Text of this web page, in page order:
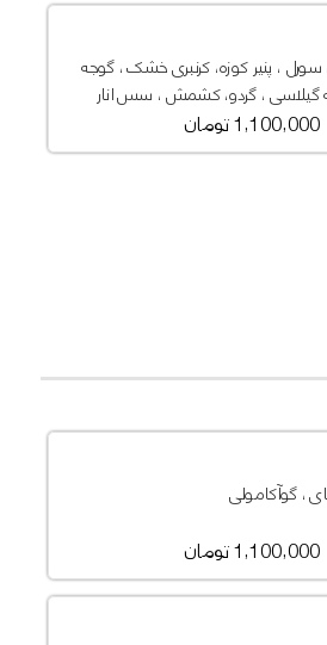
سورل ، پنیر کوزه‌، کرنبری خشک ، گوجه
گیلاسی ، گردو، کشمش ، سس انار
1,100,000 تومان
، گوآکامولی
1,100,000 تومان